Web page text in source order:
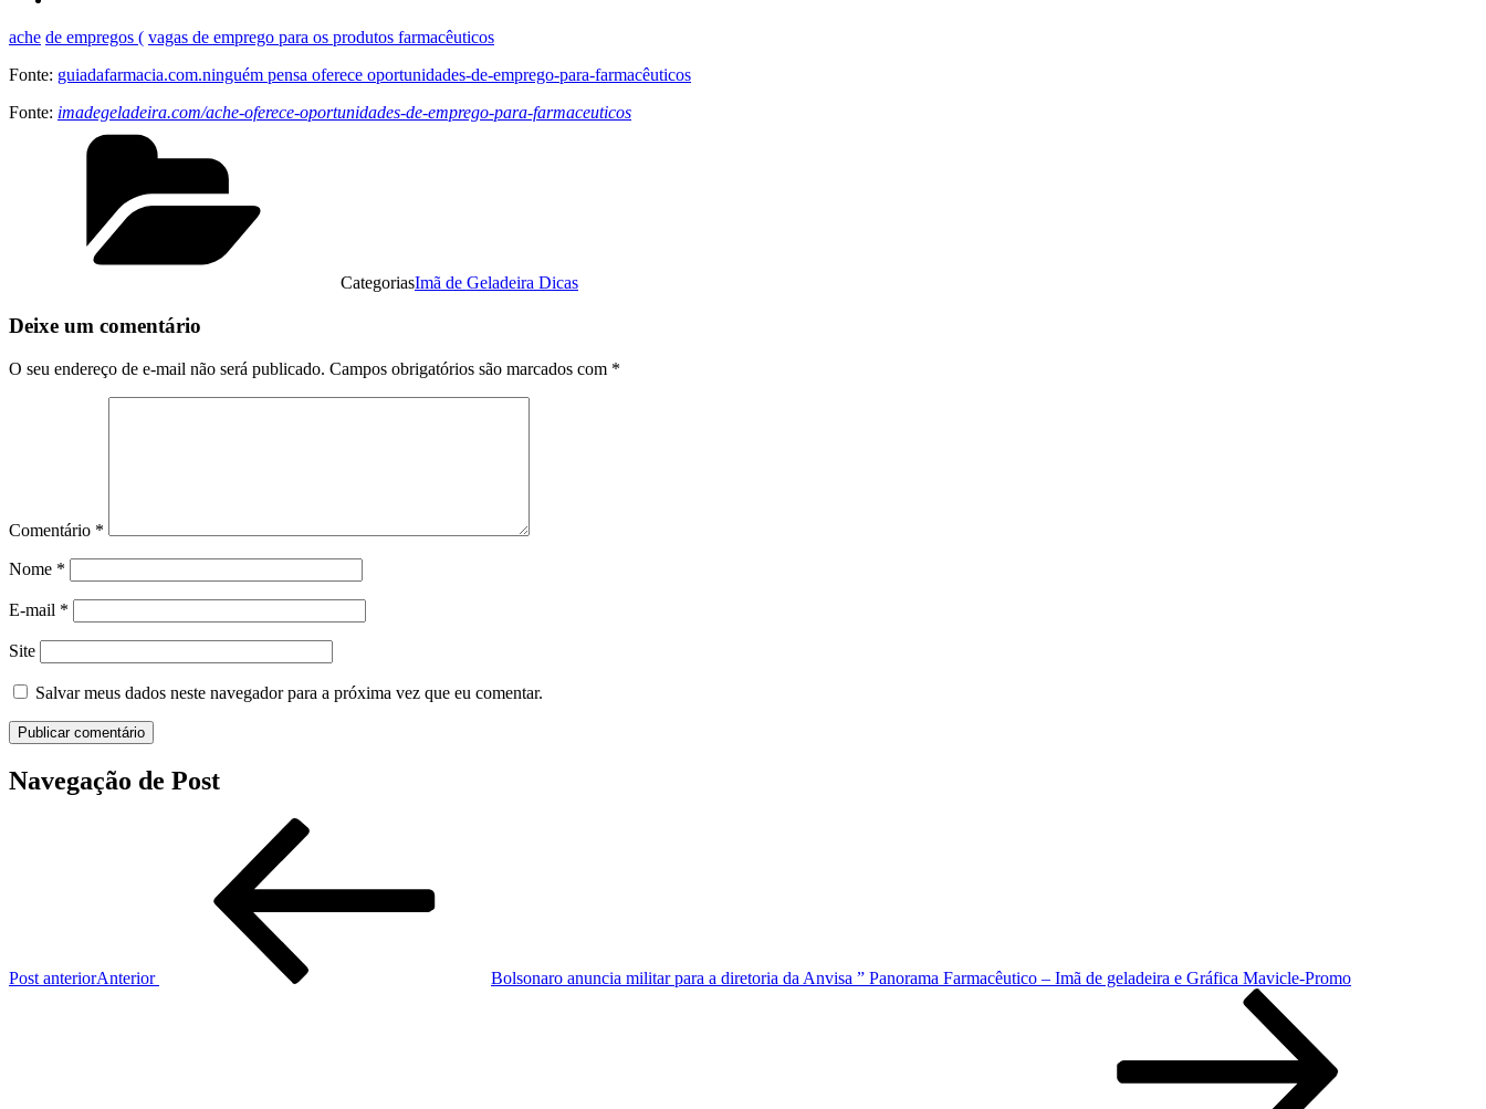
ache de empregos ( vagas de emprego para os produtos farmacêuticos
Fonte: guiadafarmacia.com.ninguém pensa oferece oportunidades-de-emprego-para-farmacêuticos
Fonte: imadegeladeira.com/ache-oferece-oportunidades-de-emprego-para-farmaceuticos
CategoriasImã de Geladeira Dicas
Deixe um comentário
O seu endereço de e-mail não será publicado. Campos obrigatórios são marcados com *
Comentário *
Nome *
E-mail *
Site
Salvar meus dados neste navegador para a próxima vez que eu comentar.
Navegação de Post
Post anteriorAnterior Bolsonaro anuncia militar para a diretoria da Anvisa ” Panorama Farmacêutico – Imã de geladeira e Gráfica Mavicle-Promo